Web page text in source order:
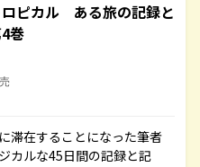
ロピカル ある旅の記録と
巻
滞在することになった筆者
カルな45日間の記録と記